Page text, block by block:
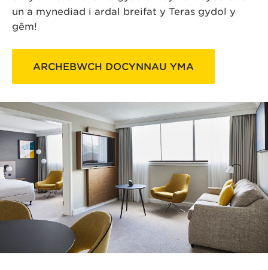
un a mynediad i ardal breifat y Teras gydol y
gêm!
ARCHEBWCH DOCYNNAU YMA